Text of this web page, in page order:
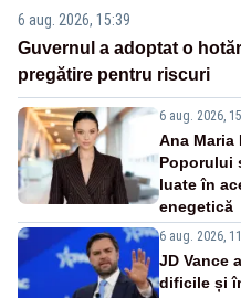
6 aug. 2026, 15:39
Guvernul a adoptat o
pregătire pentru riscuri
6 aug. 2026,
Ana Maria
Poporului
luate în
enegetică
6 aug. 2026,
JD Vance
dificile și